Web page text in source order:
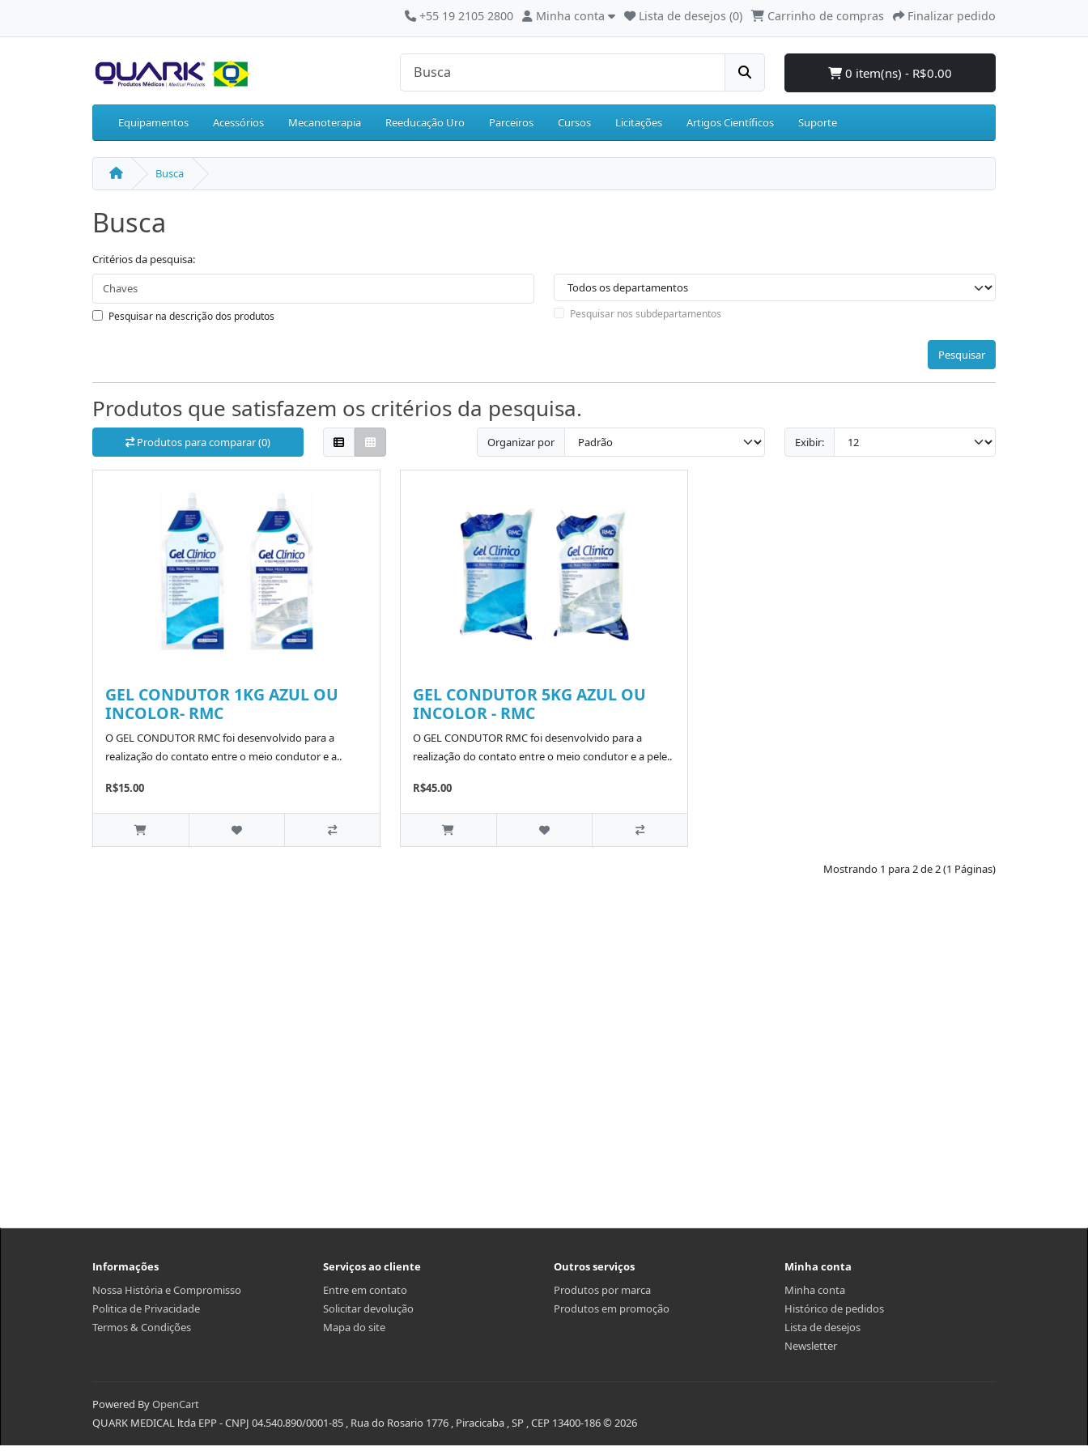
+55 19 2105 2800 Minha conta Lista de desejos (0) Carrinho de compras Finalizar pedido
0 item(ns) - R$0.00
Equipamentos Acessórios Mecanoterapia Reeducação Uro Parceiros Cursos Licitações Artigos Científicos Suporte
Busca
Busca
Critérios da pesquisa:
Pesquisar na descrição dos produtos Pesquisar nos subdepartamentos
Pesquisar
Produtos que satisfazem os critérios da pesquisa.
Produtos para comparar (0) Organizar por Exibir:
GEL CONDUTOR 1KG AZUL OU
INCOLOR- RMC
O GEL CONDUTOR RMC foi desenvolvido para a
realização do contato entre o meio condutor e a..
R$15.00
GEL CONDUTOR 5KG AZUL OU
INCOLOR - RMC
O GEL CONDUTOR RMC foi desenvolvido para a
realização do contato entre o meio condutor e a pele..
R$45.00
Mostrando 1 para 2 de 2 (1 Páginas)
Informações
Nossa História e Compromisso
Politica de Privacidade
Termos & Condições
Serviços ao cliente
Entre em contato
Solicitar devolução
Mapa do site
Outros serviços
Produtos por marca
Produtos em promoção
Minha conta
Minha conta
Histórico de pedidos
Lista de desejos
Newsletter
Powered ByOpenCart
QUARK MEDICAL ltda EPP - CNPJ 04.540.890/0001-85 , Rua do Rosario 1776 , Piracicaba , SP , CEP 13400-186 © 2026